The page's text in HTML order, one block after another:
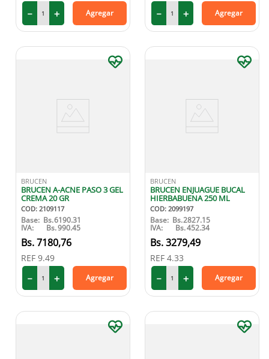
＋
－ Agregar ＋
－ Agregar
BRUCEN
BRUCEN A-ACNE PASO 3 GEL
CREMA 20 GR
COD: 2109117
Base: Bs.6190.31
IVA: Bs.990.45
7180,76
REF 9.49
＋
－ Agregar
BRUCEN
BRUCEN ENJUAGUE BUCAL
HIERBABUENA 250 ML
COD: 2099197
Base: Bs.2827.15
IVA: Bs.452.34
3279,49
REF 4.33
＋
－ Agregar